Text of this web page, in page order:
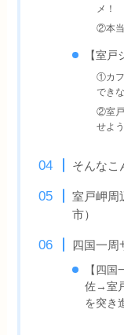
メ！
②本当
【室戸
①カフ
でき
②室戸
せよう
そんなこ
室戸岬周
市）
四国一周
【四
佐→室
を突き